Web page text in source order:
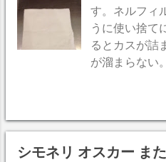
のパッチパネ
穴は両サイド
水が入りにく
らい水が溢れ
乗せるとサ
しそうでした
レイも大きく
す。ネルフィ
うに使い捨て
るとカスが詰
が溜まらない。
シモネリ オスカー ま